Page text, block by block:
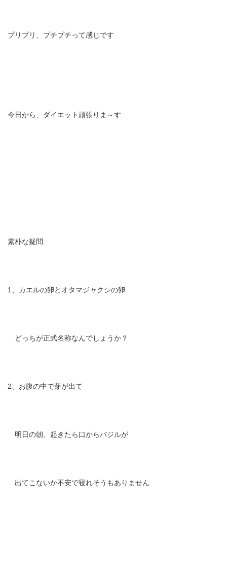
プリプリ、プチプチって感じです
今日から、ダイエット頑張りま～す
素朴な疑問
1、カエルの卵とオタマジャクシの卵
どっちが正式名称なんでしょうか？
2、お腹の中で芽が出て
明日の朝、起きたら口からバジルが
出てこないか不安で寝れそうもありません